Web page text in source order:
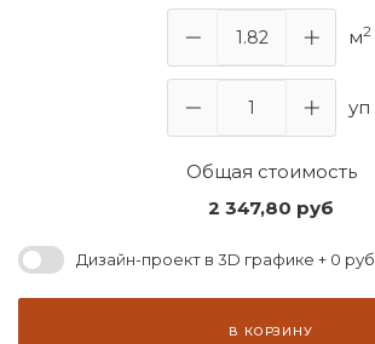
м2
уп
Общая стоимость
2 347,80 руб
Дизайн-проект в 3D графике + 0
В КОРЗИНУ